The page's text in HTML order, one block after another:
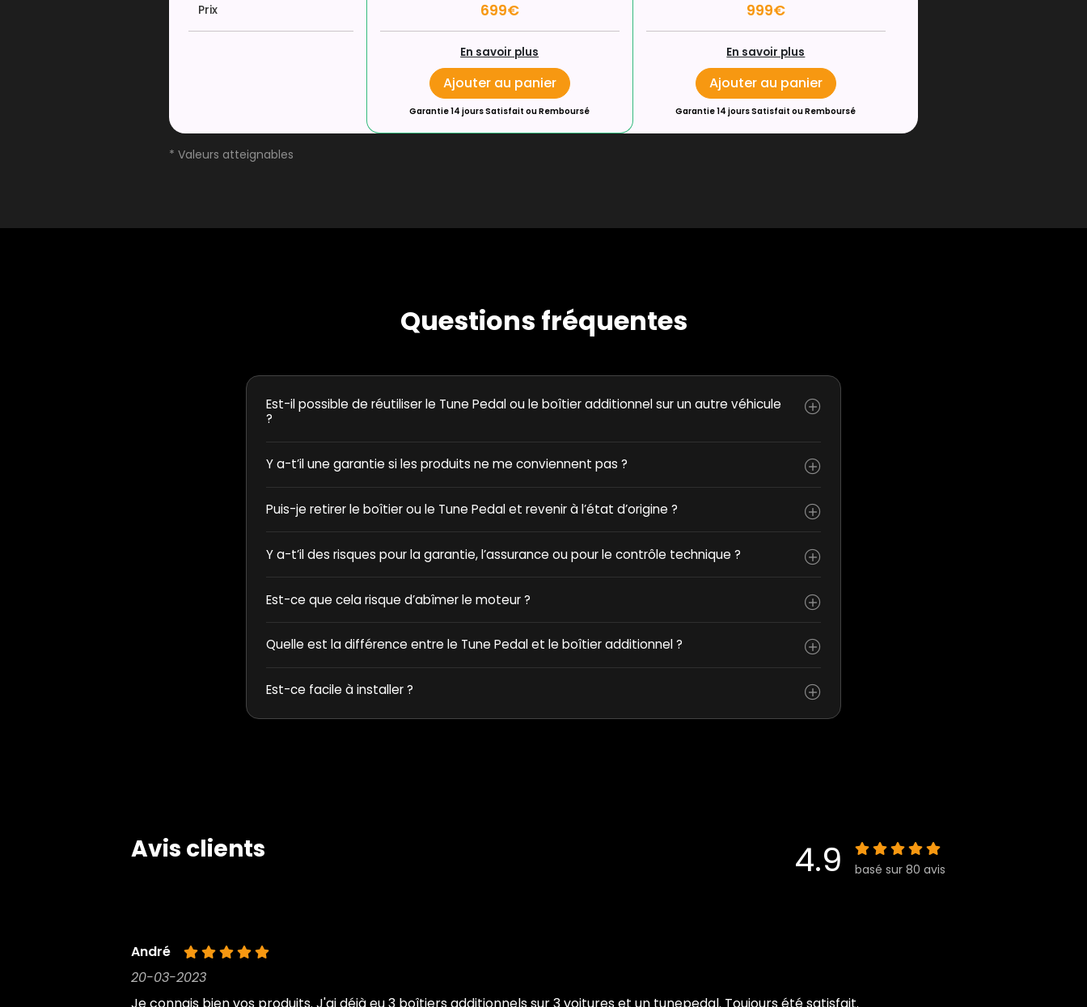
Prix 699€ 999€
En savoir plus
Ajouter au panier
Garantie 14 jours Satisfait ou Remboursé
En savoir plus
Ajouter au panier
Garantie 14 jours Satisfait ou Remboursé
* Valeurs atteignables
Questions fréquentes
Est-il possible de réutiliser le Tune Pedal ou le boîtier additionnel sur un autre véhicule
?
Y a-t’il une garantie si les produits ne me conviennent pas ?
Puis-je retirer le boîtier ou le Tune Pedal et revenir à l’état d’origine ?
Y a-t’il des risques pour la garantie, l’assurance ou pour le contrôle technique ?
Est-ce que cela risque d’abîmer le moteur ?
Quelle est la différence entre le Tune Pedal et le boîtier additionnel ?
Est-ce facile à installer ?
Avis clients 4.9 basé sur 80 avis
André
20-03-2023